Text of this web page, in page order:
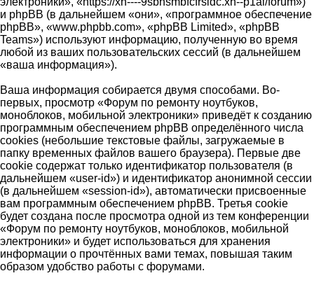
и phpBB (в дальнейшем «они», «программное обеспечение
phpBB», «www.phpbb.com», «phpBB Limited», «phpBB
Teams») используют информацию, полученную во время
любой из ваших пользовательских сессий (в дальнейшем
«ваша информация»).
Ваша информация собирается двумя способами. Во-
первых, просмотр «Форум по ремонту ноутбуков,
моноблоков, мобильной электроники» приведёт к созданию
программным обеспечением phpBB определённого числа
cookies (небольшие текстовые файлы, загружаемые в
папку временных файлов вашего браузера). Первые две
cookie содержат только идентификатор пользователя (в
дальнейшем «user-id») и идентификатор анонимной сессии
(в дальнейшем «session-id»), автоматически присвоенные
вам программным обеспечением phpBB. Третья cookie
будет создана после просмотра одной из тем конференции
«Форум по ремонту ноутбуков, моноблоков, мобильной
электроники» и будет использоваться для хранения
информации о прочтённых вами темах, повышая таким
образом удобство работы с форумами.